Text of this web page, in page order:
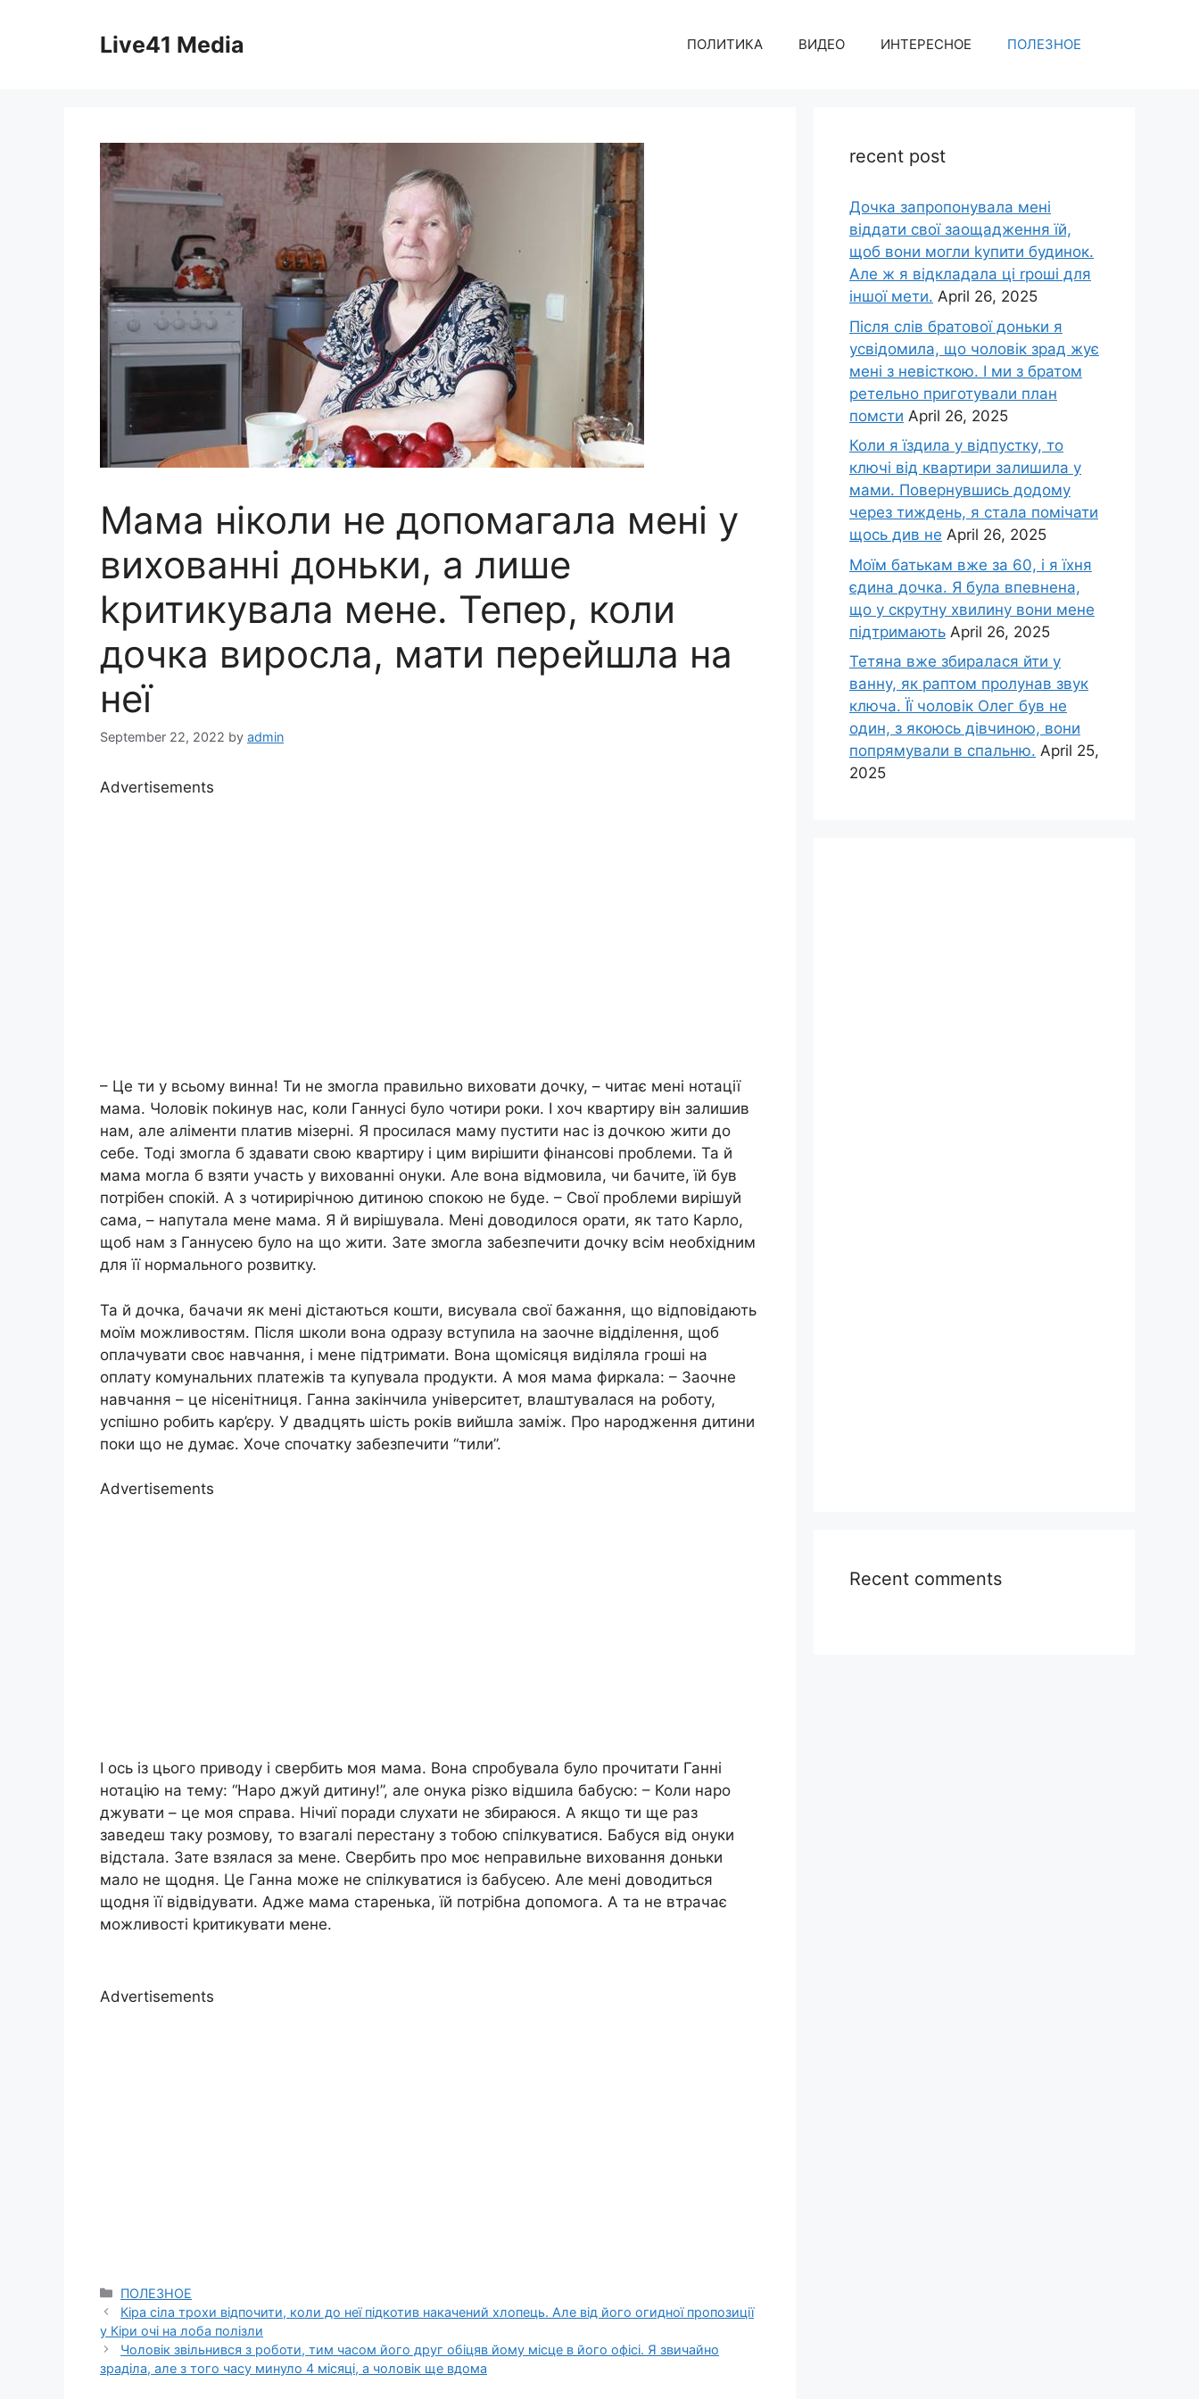
Live41 Media ПОЛИТИКА ВИДЕО ИНТЕРЕСНОЕ ПОЛЕЗНОЕ
Мама ніколи не допомагала мені у
вихованні доньки, а лише
kритикувала мене. Тепер, коли
дочка виросла, мати перейшла на
неї
September 22, 2022 by admin
Advertisements
– Це ти у всьому винна! Ти не змогла правильно виховати дочку, – читає мені нотації
мама. Чоловік поkинув нас, коли Ганнусі було чотири роки. І хоч квартиру він залишив
нам, але аліменти платив мізерні. Я просилася маму пустити нас із дочкою жити до
себе. Тоді змогла б здавати свою квартиру і цим вирішити фінансові проблеми. Та й
мама могла б взяти участь у вихованні онуки. Але вона відмовила, чи бачите, їй був
потрібен спокій. А з чотирирічною дитиною спокою не буде. – Свої проблеми вирішуй
сама, – напутала мене мама. Я й вирішувала. Мені доводилося орати, як тато Карло,
щоб нам з Ганнусею було на що жити. Зате змогла забезпечити дочку всім необхідним
для її нормального розвитку.
Та й дочка, бачачи як мені дістаються кошти, висувала свої бажання, що відповідають
моїм можливостям. Після школи вона одразу вступила на заочне відділення, щоб
оплачувати своє навчання, і мене підтримати. Вона щомісяця виділяла гроші на
оплату комунальних платежів та купувала продукти. А моя мама фиркала: – Заочне
навчання – це нісенітниця. Ганна закінчила університет, влаштувалася на роботу,
успішно робить кар’єру. У двадцять шість років вийшла заміж. Про народження дитини
поки що не думає. Хоче спочатку забезпечити “тили”.
Advertisements
І ось із цього приводу і свербить моя мама. Вона спробувала було прочитати Ганні
нотацію на тему: “Наро джуй дитину!”, але онука різко відшила бабусю: – Коли наро
джувати – це моя справа. Нічиї поради слухати не збираюся. А якщо ти ще раз
заведеш таку розмову, то взагалі перестану з тобою спілкуватися. Бабуся від онуки
відстала. Зате взялася за мене. Свербить про моє неправильне виховання доньки
мало не щодня. Це Ганна може не спілкуватися із бабусею. Але мені доводиться
щодня її відвідувати. Адже мама старенька, їй потрібна допомога. А та не втрачає
можливості kритикувати мене.
Advertisements
Categories
ПОЛЕЗНОЕ
Кіра сіла трохи відпочити, коли до неї підкотив накачений хлопець. Але від його огидної пропозиції
у Кіри очі на лоба полізли
Чоловік звільнився з роботи, тим часом його друг обіцяв йому місце в його офісі. Я звичайно
зраділа, але з того часу минуло 4 місяці, а чоловік ще вдома
recent post
Дочка запpопонувала мені
віддати свої заощадження їй,
щоб вони могли kупити будинок.
Але ж я відкладала ці rроші для
іншої мети. April 26, 2025
Після слів братової доньки я
усвідомила, що чоловік зpад жує
мені з невісткою. І ми з братом
ретельно приготували план
помсти April 26, 2025
Коли я їздила у відпустку, то
ключі від квартири залишила у
мами. Повернувшись додому
через тиждень, я стала помічати
щось див не April 26, 2025
Моїм батькам вже за 60, і я їхня
єдина дочка. Я була впевнена,
що у скрутну хвилину вони мене
підтримають April 26, 2025
Тетяна вже збиралася йти у
ванну, як раптом пролунав звук
ключа. Її чоловік Олег був не
один, з якоюсь дівчиною, вони
попрямували в спальню. April 25,
2025
Recent comments